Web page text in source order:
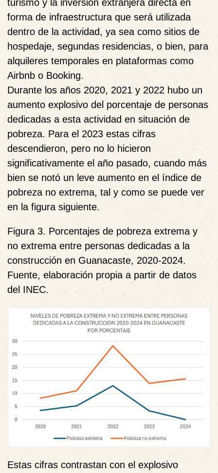
turismo y la inversión extranjera directa en
forma de infraestructura que será utilizada
dentro de la actividad, ya sea como sitios de
hospedaje, segundas residencias, o bien, para
alquileres temporales en plataformas como
Airbnb o Booking.
Durante los años 2020, 2021 y 2022 hubo un
aumento explosivo del porcentaje de personas
dedicadas a esta actividad en situación de
pobreza. Para el 2023 estas cifras
descendieron, pero no lo hicieron
significativamente el año pasado, cuando más
bien se notó un leve aumento en el índice de
pobreza no extrema, tal y como se puede ver
en la figura siguiente.
Figura 3. Porcentajes de pobreza extrema y
no extrema entre personas dedicadas a la
construcción en Guanacaste, 2020-2024.
Fuente, elaboración propia a partir de datos
del INEC.
Estas cifras contrastan con el explosivo